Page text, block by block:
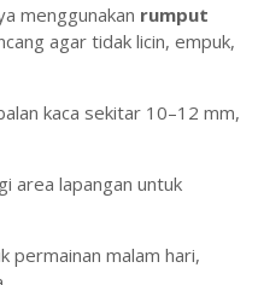
menggunakan rumput
agar tidak licin, empuk,
kaca sekitar 10–12 mm,
area lapangan untuk
permainan malam hari,